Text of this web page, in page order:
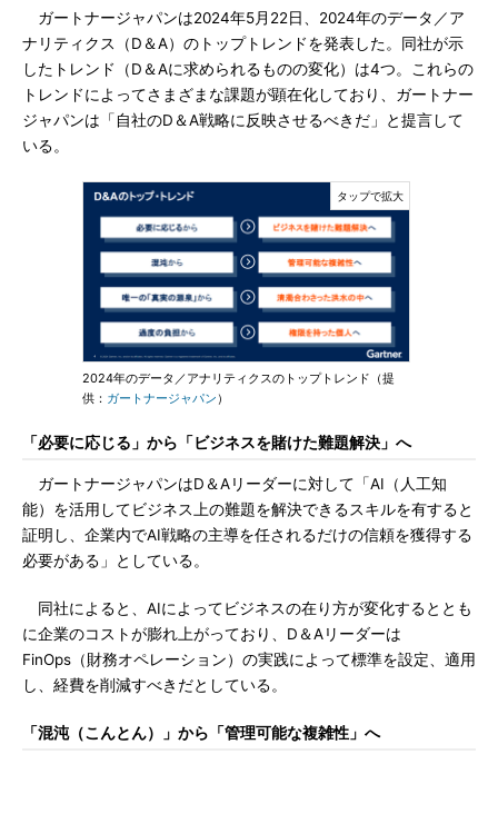
ガートナージャパンは2024年5月22日、2024年のデータ／ア
ナリティクス（D＆A）のトップトレンドを発表した。同社が示
したトレンド（D＆Aに求められるものの変化）は4つ。これらの
トレンドによってさまざまな課題が顕在化しており、ガートナー
ジャパンは「自社のD＆A戦略に反映させるべきだ」と提言して
いる。
2024年のデータ／アナリティクスのトップトレンド（提
供： ガートナージャパン）
「必要に応じる」から「ビジネスを賭けた難題解決」へ
ガートナージャパンはD＆Aリーダーに対して「AI（人工知
能）を活用してビジネス上の難題を解決できるスキルを有すると
証明し、企業内でAI戦略の主導を任されるだけの信頼を獲得する
必要がある」としている。
同社によると、AIによってビジネスの在り方が変化するととも
に企業のコストが膨れ上がっており、D＆Aリーダーは
FinOps（財務オペレーション）の実践によって標準を設定、適用
し、経費を削減すべきだとしている。
「混沌（こんとん）」から「管理可能な複雑性」へ